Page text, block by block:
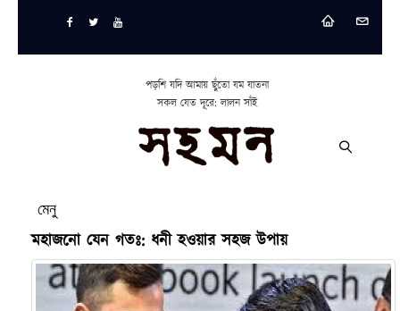
পড়শি যদি আমায় ছুঁতো যম যাতনা
সকল যেত দূরে: লালন সাঁই
মেনু
মহাজনো যেন গতঃ: ধনী হওয়ার সহজ উপায়